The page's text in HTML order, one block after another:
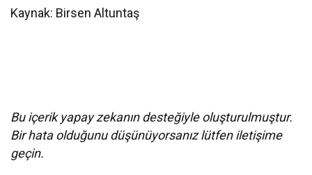
Kaynak: Birsen Altuntaş
Bu içerik yapay zekanın desteğiyle oluşturulmuştur.
Bir hata olduğunu düşünüyorsanız lütfen iletişime
geçin.